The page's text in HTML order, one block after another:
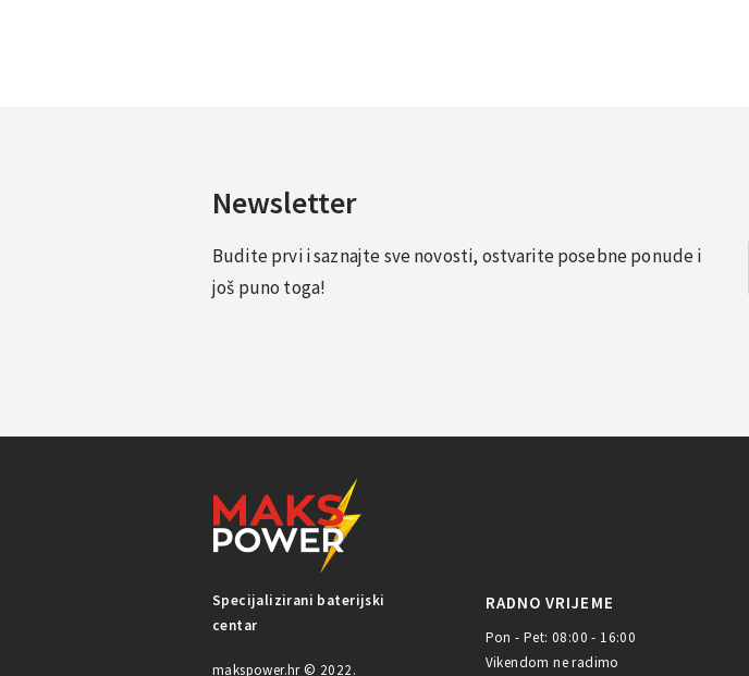
Newsletter
Budite prvi i saznajte sve novosti, ostvarite posebne ponude i
još puno toga!
Specijalizirani baterijski
centar
makspower.hr © 2022.
RADNO VRIJEME
Pon - Pet: 08:00 - 16:00
Vikendom ne radimo